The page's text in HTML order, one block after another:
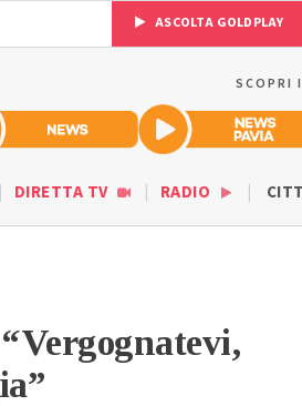
ASCOLTA GOLDPLAY
SCOPRI
DIRETTA TV RADIO